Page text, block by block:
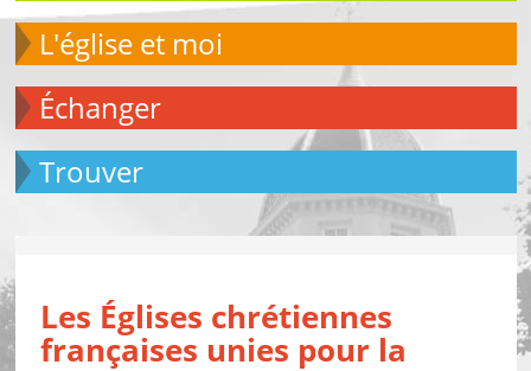
L'église et moi
échanger
Trouver
Les Églises chrétiennes
françaises unies pour la